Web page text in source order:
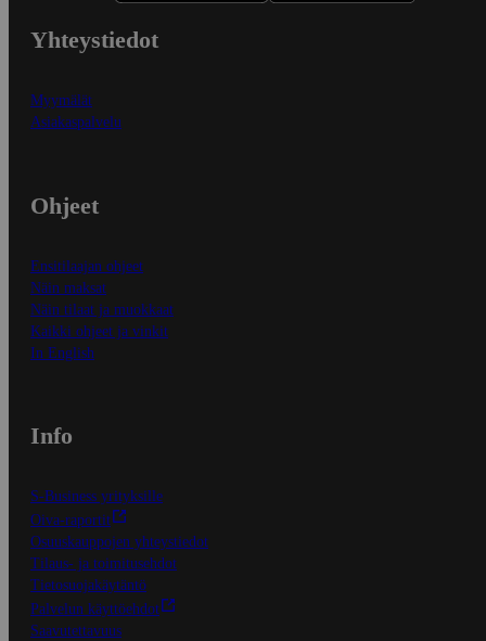
Yhteystiedot
Myymälät
Asiakaspalvelu
Ohjeet
Ensitilaajan ohjeet
Näin maksat
Näin tilaat ja muokkaat
Kaikki ohjeet ja vinkit
In English
Info
S-Business yrityksille
Oiva-raportit
Osuuskauppojen yhteystiedot
Tilaus- ja toimitusehdot
Tietosuojakäytäntö
Palvelun käyttöehdot
Saavutettavuus